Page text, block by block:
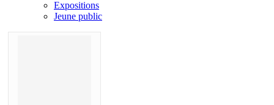
Expositions
Jeune public